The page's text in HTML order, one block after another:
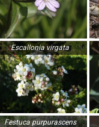
Escallonia virgata
Festuca purpurascens